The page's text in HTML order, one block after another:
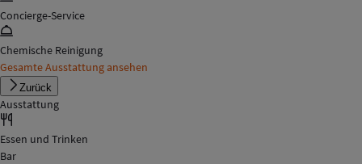
Concierge-Service
Chemische Reinigung
Gesamte Ausstattung ansehen
Zurück
Ausstattung
Essen und Trinken
Bar